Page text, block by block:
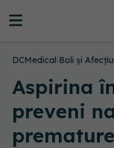
DCMedical›Boli și
Aspirina
preveni
premature